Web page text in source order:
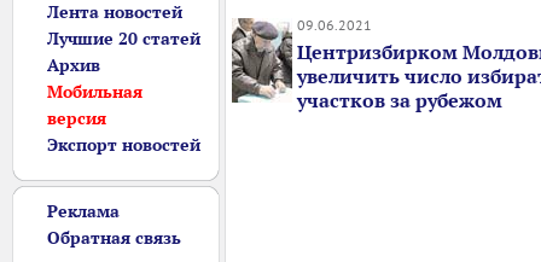
Лента новостей
Лучшие 20 статей
Архив
Мобильная
версия
Экспорт новостей
Реклама
Обратная связь
09.06.2021
Центризбирком
увеличить число
участков за рубежом